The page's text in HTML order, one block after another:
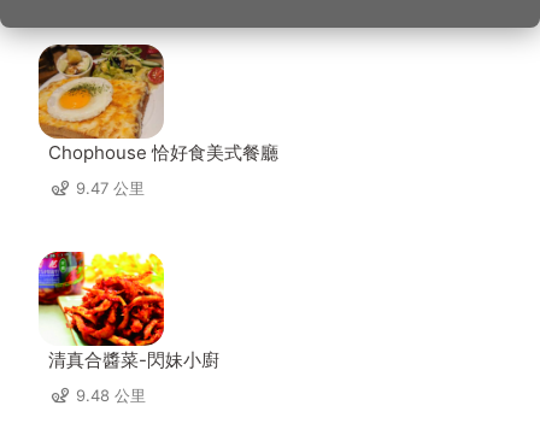
Chophouse 恰好食美式餐廳
9.47 公里
清真合醬菜-閃妹小廚
9.48 公里